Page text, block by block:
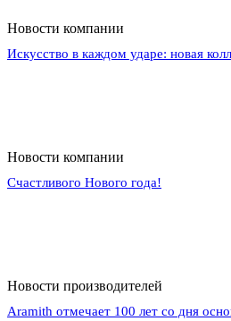
Новости компании
Искусство в каждом ударе: новая
Новости компании
Счастливого Нового года!
Новости производителей
Aramith отмечает 100 лет со дня